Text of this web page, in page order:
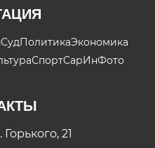
СудПолитикаЭкономика
СпортСарИнФото
Горького, 21